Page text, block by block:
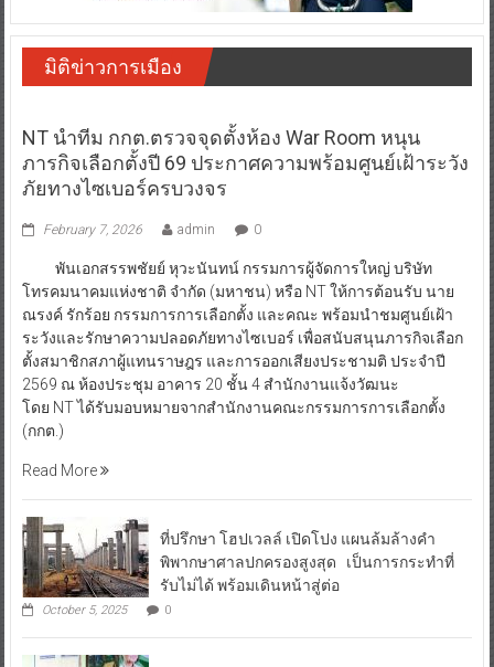
มิติข่าวการเมือง
NT นำทีม กกต.ตรวจจุดตั้งห้อง War Room หนุน
ภารกิจเลือกตั้งปี 69 ประกาศความพร้อมศูนย์เฝ้าระวัง
ภัยทางไซเบอร์ครบวงจร
February 7, 2026 admin 0
พันเอกสรรพชัยย์ หุวะนันทน์ กรรมการผู้จัดการใหญ่ บริษัท
โทรคมนาคมแห่งชาติ จำกัด (มหาชน) หรือ NT ให้การต้อนรับ นาย
ณรงค์ รักร้อย กรรมการการเลือกตั้ง และคณะ พร้อมนำชมศูนย์เฝ้า
ระวังและรักษาความปลอดภัยทางไซเบอร์ เพื่อสนับสนุนภารกิจเลือก
ตั้งสมาชิกสภาผู้แทนราษฎร และการออกเสียงประชามติ ประจำปี
2569 ณ ห้องประชุม อาคาร 20 ชั้น 4 สำนักงานแจ้งวัฒนะ
โดย NT ได้รับมอบหมายจากสำนักงานคณะกรรมการการเลือกตั้ง
(กกต.)
Read More
ที่ปรึกษา โฮปเวลล์ เปิดโปง แผนล้มล้างคำ
พิพากษาศาลปกครองสูงสุด เป็นการกระทำที่
รับไม่ได้ พร้อมเดินหน้าสู่ต่อ
October 5, 2025 0